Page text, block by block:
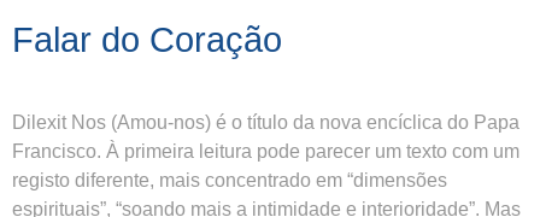
Falar do Coração
Dilexit Nos (Amou-nos) é o título da nova encíclica do Papa
Francisco. À primeira leitura pode parecer um texto com um
registo diferente, mais concentrado em “dimensões
espirituais”, “soando mais a intimidade e interioridade”. Mas